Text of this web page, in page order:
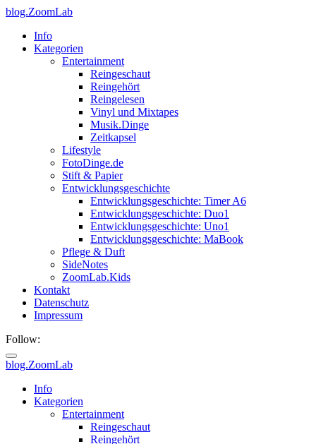
blog.ZoomLab
Info
Kategorien
Entertainment
Reingeschaut
Reingehört
Reingelesen
Vinyl und Mixtapes
Musik.Dinge
Zeitkapsel
Lifestyle
FotoDinge.de
Stift & Papier
Entwicklungsgeschichte
Entwicklungsgeschichte: Timer A6
Entwicklungsgeschichte: Duo1
Entwicklungsgeschichte: Uno1
Entwicklungsgeschichte: MaBook
Pflege & Duft
SideNotes
ZoomLab.Kids
Kontakt
Datenschutz
Impressum
Follow:
blog.ZoomLab
Info
Kategorien
Entertainment
Reingeschaut
Reingehört